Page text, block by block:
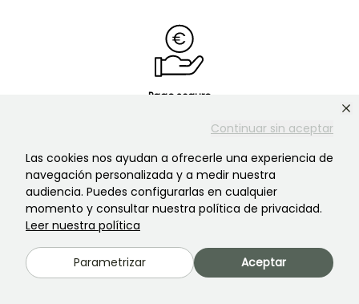
Continuar sin aceptar
Las cookies nos ayudan a ofrecerle una experiencia de
navegación personalizada y a medir nuestra
audiencia. Puedes configurarlas en cualquier
momento y consultar nuestra política de privacidad.
Leer nuestra política
Parametrizar Aceptar
Pago seguro
Servicio de atención al cliente
¡Siempre hay alguien para ayudarte!